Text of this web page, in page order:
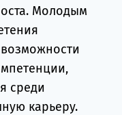
Молодым
среди
карьеру.